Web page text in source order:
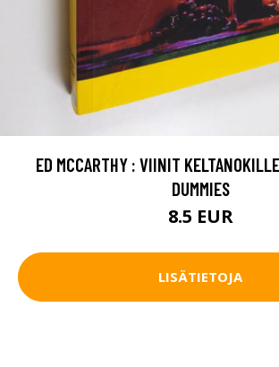
ED MCCARTHY : VIINIT
DUMMIES
8.5 EUR
LISÄTIETOJA